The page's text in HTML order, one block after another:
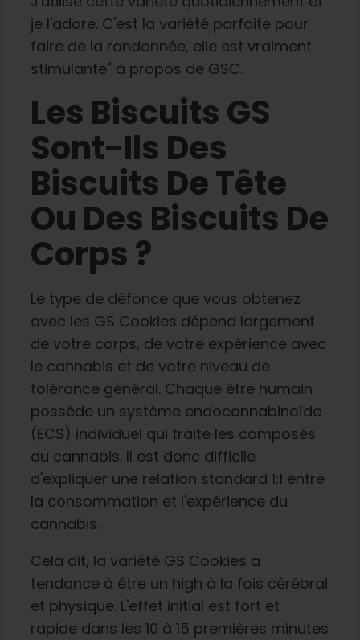
je l'adore. C'est la variété parfaite pour
faire de la randonnée, elle est vraiment
stimulante" à propos de GSC.
Les Biscuits GS
Sont-Ils Des
Biscuits De Tête
Ou Des Biscuits De
Corps ?
Le type de défonce que vous obtenez
avec les GS Cookies dépend largement
de votre corps, de votre expérience avec
le cannabis et de votre niveau de
tolérance général. Chaque être humain
possède un système endocannabinoïde
(ECS) individuel qui traite les composés
du cannabis. Il est donc difficile
d'expliquer une relation standard 1:1 entre
la consommation et l'expérience du
cannabis.
Cela dit, la variété GS Cookies a
tendance à être un high à la fois cérébral
et physique. L'effet initial est fort et
rapide dans les 10 à 15 premières minutes